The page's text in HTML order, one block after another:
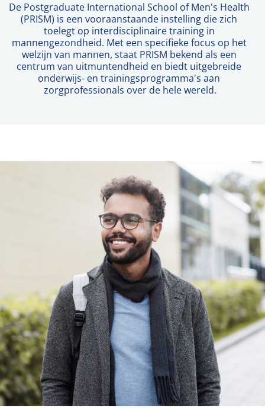
De Postgraduate International School of Men's Health
(PRISM) is een vooraanstaande instelling die zich
toelegt op interdisciplinaire training in
mannengezondheid. Met een specifieke focus op het
welzijn van mannen, staat PRISM bekend als een
centrum van uitmuntendheid en biedt uitgebreide
onderwijs- en trainingsprogramma's aan
zorgprofessionals over de hele wereld.